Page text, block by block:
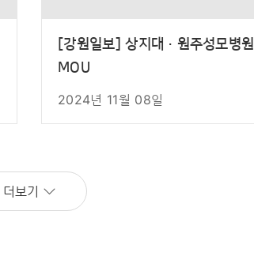
[강원일보] 상지대·원주성모병원
MOU
2024년 11월 08일
더보기